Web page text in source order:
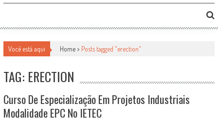
Você está aqui Home > Posts tagged "erection"
TAG: ERECTION
Curso De Especialização Em Projetos Industriais
Modalidade EPC No IETEC